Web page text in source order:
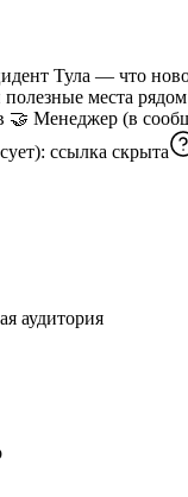
Тула — что
места
🤝 Менеджер (в
ссылка скрыта
аудитория